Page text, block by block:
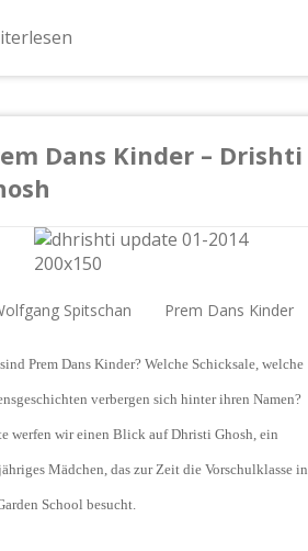
Dans Kinder – Drishti
Spitschan Prem Dans Kinder
Prem Dans Kinder? Welche Schicksale, welche
verbergen sich hinter ihren Namen?
werfen wir einen Blick auf Dhristi Ghosh, ein
Mädchen, das zur Zeit die Vorschulklasse in
School besucht.